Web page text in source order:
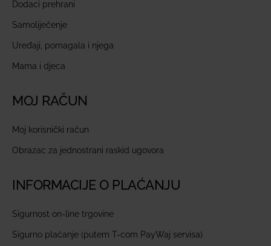
Dodaci prehrani
Samoliječenje
Uređaji, pomagala i njega
Mama i djeca
MOJ RAČUN
Moj korisnički račun
Obrazac za jednostrani raskid ugovora
INFORMACIJE O PLAĆANJU
Sigurnost on-line trgovine
Sigurno plaćanje (putem T-com PayWaj servisa)